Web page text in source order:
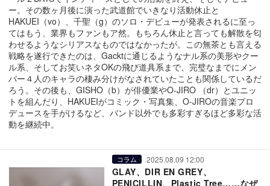
ー。その数ヶ月後に演った武道館でいきなり活動休止と
HAKUEI（vo）、千聖（g）のソロ・デビューが発表されるに至っ
てはもう、業界もファンもア然。もちろん休止と言っても解散を匂
わせるようなシリアスなものではなかったが。この無茶とも言える
戦略を遂行できたのは、Gacktに通じるようなナル系の美形やクー
ル系、そしてお笑いネタOKの飛び道具系まで、完璧なまでにメン
バー４人のキャラの棲み分けがなされていたことも関係しているだ
ろう。その後も、GISHO（b）が俳優業やO-JIRO （dr）とユニッ
トを組んだり、HAKUEIがコミック・写真集、O-JIROの音楽プロ
デュースを手がけるなど、バンド以外でも多彩すぎるほど多彩な活
動を継続中。
コラム 2025.08.09 12:00
GLAY、DIR EN GREY、
PENICILLIN、Plastic Tree……なぜ